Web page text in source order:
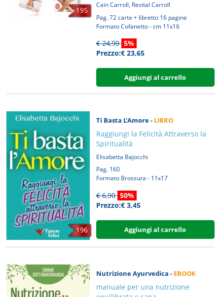
195
Cain Carroll, Revital Carroll
Pag. 72 carte + libretto 16 pagine
Formato Cofanetto - cm 11x16
€ 24,90 5%
Prezzo:€ 23,65
Aggiungi al carrello
196
Ti Basta L'Amore - LIBRO
Raggiungi la Felicità Attraverso la
Spiritualità
Elisabetta Bajocchi
Pag. 160
Formato Brossura - 11x17
€ 6,90 50%
Prezzo:€ 3,45
Aggiungi al carrello
Nutrizione Ayurvedica - EBOOK
manuale per una nutrizione